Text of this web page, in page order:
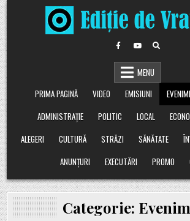
Skip
to
content
MENU
PRIMA PAGINĂ
VIDEO EMISIUNI
ADMINISTRAȚIE
POLITIC LOCAL
ALEGERI
CULTURĂ STRĂZI SĂNĂTATE
ANUNȚURI
EXECUTĂRI PROMO
Categorie: